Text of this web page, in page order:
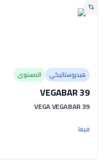
هيدروستاتيكي المستوى
VEGABAR 39
VEGA VEGABAR 39
فيغا